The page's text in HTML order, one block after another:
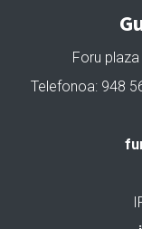
Foru
Telefonoa: 948